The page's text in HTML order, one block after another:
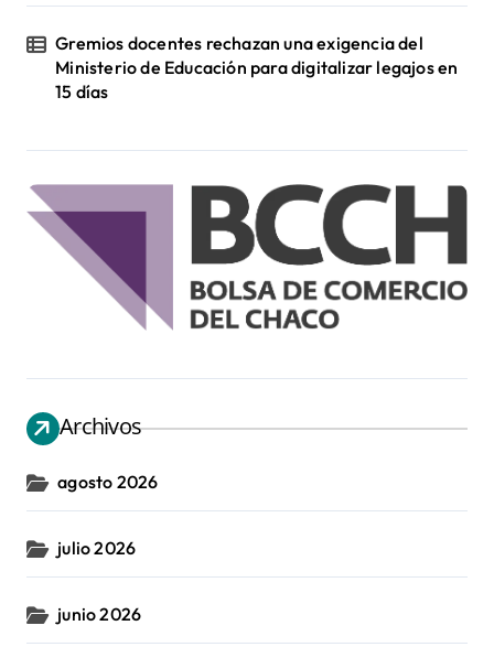
Gremios docentes rechazan una exigencia del
Ministerio de Educación para digitalizar legajos en
15 días
Archivos
agosto 2026
julio 2026
junio 2026